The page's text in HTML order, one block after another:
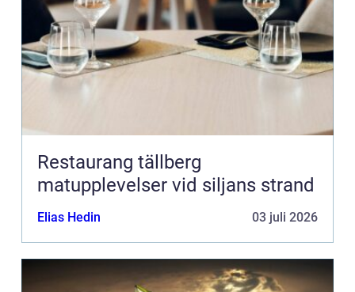
Restaurang tällberg
matupplevelser vid siljans strand
Elias Hedin 03 juli 2026